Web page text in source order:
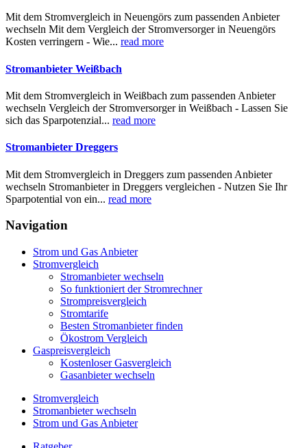
Mit dem Stromvergleich in Neuengörs zum passenden Anbieter
wechseln Mit dem Vergleich der Stromversorger in Neuengörs
Kosten verringern - Wie... read more
Stromanbieter Weißbach
Mit dem Stromvergleich in Weißbach zum passenden Anbieter
wechseln Vergleich der Stromversorger in Weißbach - Lassen Sie
sich das Sparpotenzial... read more
Stromanbieter Dreggers
Mit dem Stromvergleich in Dreggers zum passenden Anbieter
wechseln Stromanbieter in Dreggers vergleichen - Nutzen Sie Ihr
Sparpotential von ein... read more
Navigation
Strom und Gas Anbieter
Stromvergleich
Stromanbieter wechseln
So funktioniert der Stromrechner
Strompreisvergleich
Stromtarife
Besten Stromanbieter finden
Ökostrom Vergleich
Gaspreisvergleich
Kostenloser Gasvergleich
Gasanbieter wechseln
Stromvergleich
Stromanbieter wechseln
Strom und Gas Anbieter